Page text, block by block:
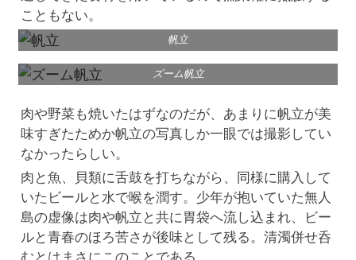
こともない。
帆立
ズーム帆立
肉や野菜も焼いたはずなのだが、あまりに帆立が美
味すぎたためか帆立の写真しか一眼では撮影してい
なかったらしい。
肉と魚、貝類に舌鼓を打ちながら、同様に購入して
いたビールと水で喉を潤す。少年が抱いていた無人
島の虚像は肉や帆立と共に胃袋へ流し込まれ、ビー
ルと青春のほろ苦さが後味として残る。清濁併せ呑